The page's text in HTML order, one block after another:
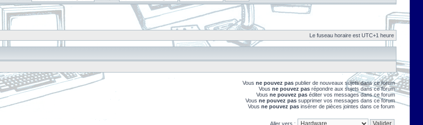
Le fuseau horaire est UTC+1 heure
Vous ne pouvez pas publier de nouveaux sujets dans ce forum
Vous ne pouvez pas répondre aux sujets dans ce forum
Vous ne pouvez pas éditer vos messages dans ce forum
Vous ne pouvez pas supprimer vos messages dans ce forum
Vous ne pouvez pas insérer de pièces jointes dans ce forum
Aller vers :